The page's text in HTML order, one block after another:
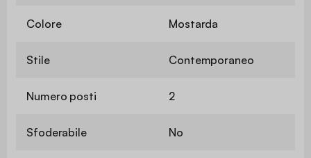
Colore Mostarda
Stile Contemporaneo
Numero posti 2
Sfoderabile No